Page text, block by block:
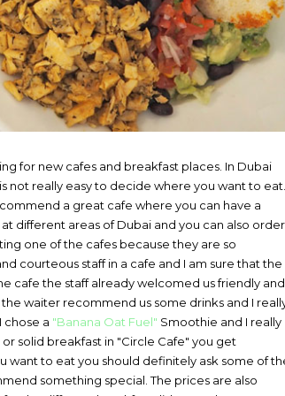
for new cafes and breakfast places. In Dubai
not really easy to decide where you want to eat.
a great cafe where you can have a
different areas of Dubai and you can also order
one of the cafes because they are so
courteous staff in a cafe and I am sure that the
cafe the staff already welcomed us friendly and
waiter recommend us some drinks and I
chose a "Banana Oat Fuel" Smoothie and I really
solid breakfast in "Circle Cafe" you get
want to eat you should definitely ask some of
something special. The prices are also